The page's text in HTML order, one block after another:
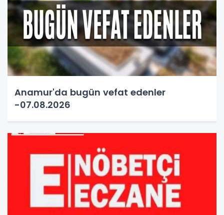
Anamur'da bugün vefat edenler
-07.08.2026